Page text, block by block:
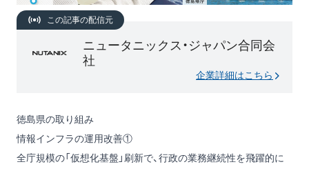
この記事の配信元
ニュータニックス・ジャパン合同会
社
企業詳細はこちら
徳島県の取り組み
情報インフラの運用改善①
全庁規模の「仮想化基盤」刷新で、行政の業務継続性を飛躍的に